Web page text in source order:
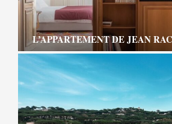
L’APPARTEMENT DE JEAN